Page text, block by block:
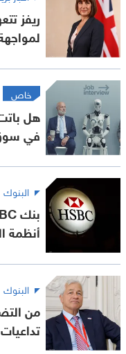
ريفز
خاص
هل
في
البنوك
أنظمة
البنوك
من